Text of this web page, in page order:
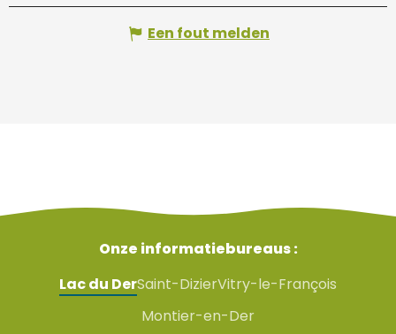
Een fout melden
Onze informatiebureaus :
Lac du DerSaint-DizierVitry-le-François
Montier-en-Der